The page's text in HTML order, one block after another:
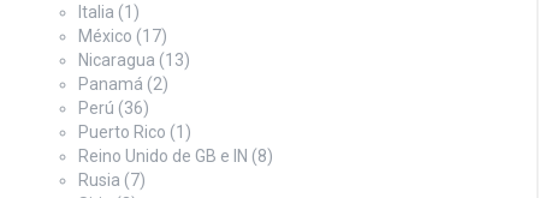
Italia (1)
México (17)
Nicaragua (13)
Panamá (2)
Perú (36)
Puerto Rico (1)
Reino Unido de GB e IN (8)
Rusia (7)